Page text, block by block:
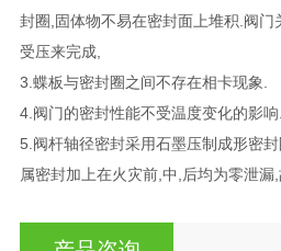
封圈,固体物不易在密封面上堆积.阀门
受压来完成,
3.蝶板与密封圈之间不存在相卡现象.
4.阀门的密封性能不受温度变化的影响.
5.阀杆轴径密封采用石墨压制成形密
属密封加上在火灾前,中,后均为零泄漏